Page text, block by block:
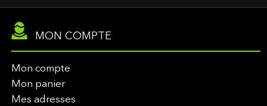
MON COMPTE
Mon compte
Mon panier
Mes adresses